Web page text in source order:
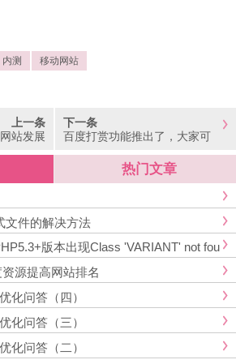
内测 移动网站
上一条
站发展
下一条
百度打赏功能推出了，大家可
热门文章
文件的解决方法
版本出现Class 'VARIANT' not fou
源提高网站排名
化问答（四）
化问答（三）
化问答（二）